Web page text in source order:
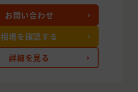
詳細を見る
お問い合わせ
相場を確認する